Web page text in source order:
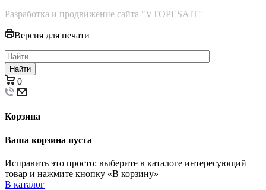
Разработка и продвижение сайта "VTOPESAIT"
Версия для печати
Найти
0
Корзина
Ваша корзина пуста
Исправить это просто: выберите в каталоге интересующий
товар и нажмите кнопку «В корзину»
В каталог